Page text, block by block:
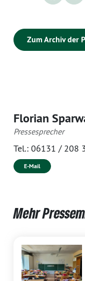
Zum Archiv der
Florian
Pressesprecher
Tel.: 06131 / 208
E-Mail
Mehr